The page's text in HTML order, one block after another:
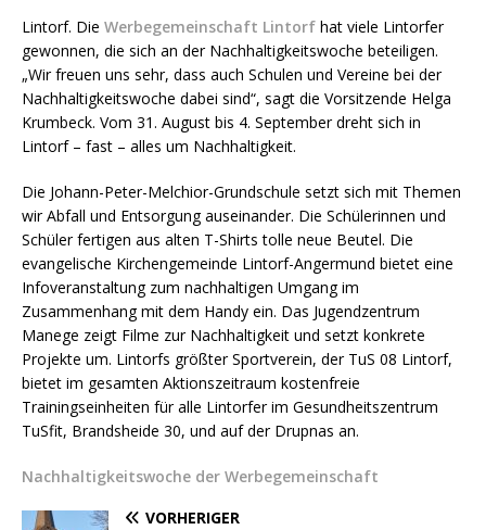
Lintorf. Die Werbegemeinschaft Lintorf hat viele Lintorfer
gewonnen, die sich an der Nachhaltigkeitswoche beteiligen.
„Wir freuen uns sehr, dass auch Schulen und Vereine bei der
Nachhaltigkeitswoche dabei sind“, sagt die Vorsitzende Helga
Krumbeck. Vom 31. August bis 4. September dreht sich in
Lintorf – fast – alles um Nachhaltigkeit.
Die Johann-Peter-Melchior-Grundschule setzt sich mit Themen
wir Abfall und Entsorgung auseinander. Die Schülerinnen und
Schüler fertigen aus alten T-Shirts tolle neue Beutel. Die
evangelische Kirchengemeinde Lintorf-Angermund bietet eine
Infoveranstaltung zum nachhaltigen Umgang im
Zusammenhang mit dem Handy ein. Das Jugendzentrum
Manege zeigt Filme zur Nachhaltigkeit und setzt konkrete
Projekte um. Lintorfs größter Sportverein, der TuS 08 Lintorf,
bietet im gesamten Aktionszeitraum kostenfreie
Trainingseinheiten für alle Lintorfer im Gesundheitszentrum
TuSfit, Brandsheide 30, und auf der Drupnas an.
Nachhaltigkeitswoche der Werbegemeinschaft
VORHERIGER